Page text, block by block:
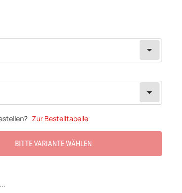
Zur Bestelltabelle
BITTE VARIANTE WÄHLEN